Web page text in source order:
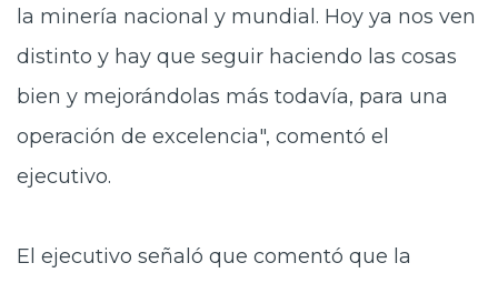
la minería nacional y mundial. Hoy ya nos ven
distinto y hay que seguir haciendo las cosas
bien y mejorándolas más todavía, para una
operación de excelencia", comentó el
ejecutivo.
El ejecutivo señaló que comentó que la